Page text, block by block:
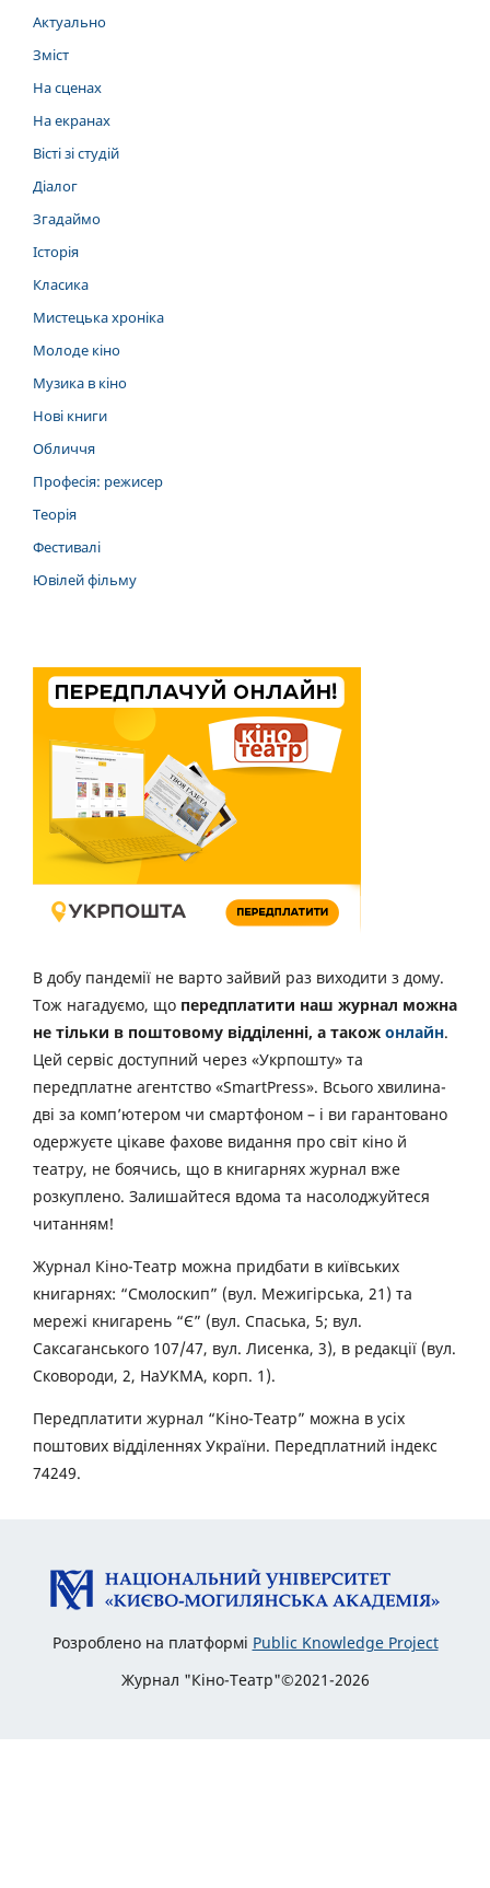
Актуально
Зміст
На сценах
На екранах
Вісті зі студій
Діалог
Згадаймо
Історія
Класика
Мистецька хроніка
Молоде кіно
Музика в кіно
Нові книги
Обличчя
Професія: режисер
Теорія
Фестивалі
Ювілей фільму
В добу пандемії не варто зайвий раз виходити з дому.
Тож нагадуємо, що передплатити наш журнал можна
не тільки в поштовому відділенні, а також онлайн.
Цей сервіс доступний через «Укрпошту» та
передплатне агентство «SmartPress». Всього хвилина-
дві за комп’ютером чи смартфоном – і ви гарантовано
одержуєте цікаве фахове видання про світ кіно й
театру, не боячись, що в книгарнях журнал вже
розкуплено. Залишайтеся вдома та насолоджуйтеся
читанням!
Журнал Кіно-Театр можна придбати в київських
книгарнях: “Смолоскип” (вул. Межигірська, 21) та
мережі книгарень “Є” (вул. Спаська, 5; вул.
Саксаганського 107/47, вул. Лисенка, 3), в редакції (вул.
Сковороди, 2, НаУКМА, корп. 1).
Передплатити журнал “Кіно-Театр” можна в усіх
поштових відділеннях України. Передплатний індекс
74249.
Розроблено на платформі Public Knowledge Project
Журнал "Кіно-Театр"©2021-2026